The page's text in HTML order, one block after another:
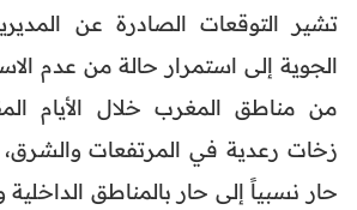
تشير التوقعات الصادرة عن
الجوية إلى استمرار حالة من عدم
من مناطق المغرب خلال الأيام
زخات رعدية في المرتفعات
حار نسبياً إلى حار بالمناطق الداخلية